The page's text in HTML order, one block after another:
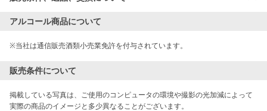
アルコール商品について
※当社は通信販売酒類小売業免許を付与されています。
販売条件について
掲載している写真は、ご使用のコンピュータの環境や撮影の光加減によって
実際の商品のイメージと多少異なることがございます。